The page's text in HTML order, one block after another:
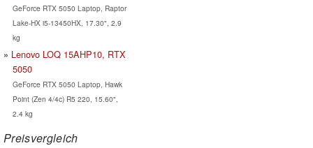
GeForce RTX 5050 Laptop, Raptor
Lake-HX i5-13450HX, 17.30", 2.9
kg
Lenovo LOQ 15AHP10, RTX
5050
GeForce RTX 5050 Laptop, Hawk
Point (Zen 4/4c) R5 220, 15.60",
2.4 kg
Preisvergleich